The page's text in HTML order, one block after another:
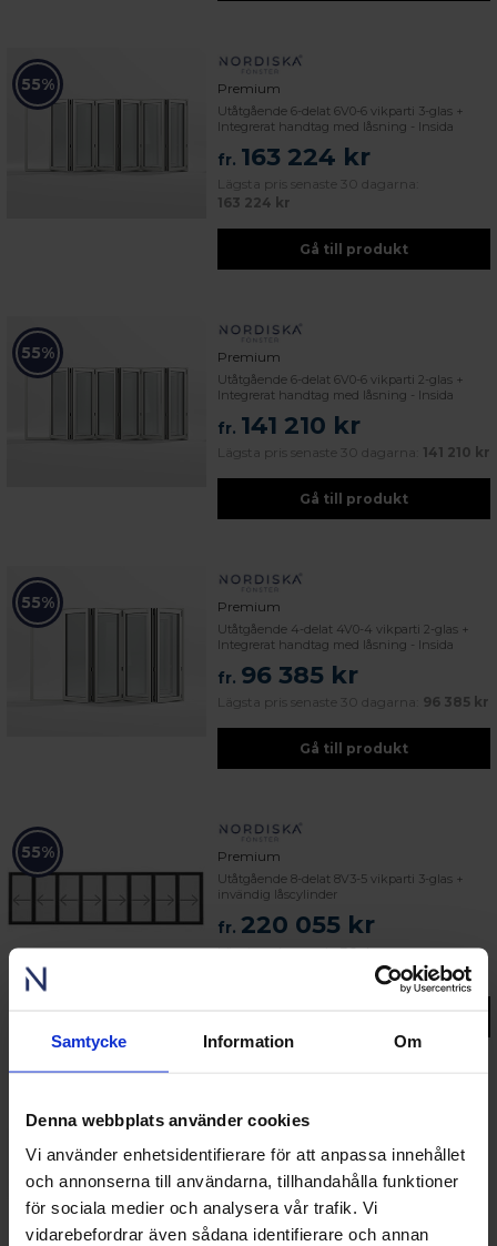
Samtycke Information Om
Denna webbplats använder cookies
Vi använder enhetsidentifierare för att anpassa innehållet
och annonserna till användarna, tillhandahålla funktioner
för sociala medier och analysera vår trafik. Vi
vidarebefordrar även sådana identifierare och annan
55% Premium
Utåtgående 6-delat 6V0-6 vikparti 3-glas +
Integrerat handtag med låsning - Insida
fr. 163 224 kr
Lägsta pris senaste 30 dagarna:
163 224 kr
Gå till produkt
55% Premium
Utåtgående 6-delat 6V0-6 vikparti 2-glas +
Integrerat handtag med låsning - Insida
fr. 141 210 kr
Lägsta pris senaste 30 dagarna: 141 210 kr
Gå till produkt
55% Premium
Utåtgående 4-delat 4V0-4 vikparti 2-glas +
Integrerat handtag med låsning - Insida
fr. 96 385 kr
Lägsta pris senaste 30 dagarna: 96 385 kr
Gå till produkt
55% Premium
Utåtgående 8-delat 8V3-5 vikparti 3-glas +
invändig låscylinder
fr. 220 055 kr
Lägsta pris senaste 30 dagarna:
55% Premium
Utåtgående 7-delat 7V0-7 vikparti 2-glas +
invändig låscylinder
157 318 kr
Lägsta pris senaste 30 dagarna:
157 318 kr